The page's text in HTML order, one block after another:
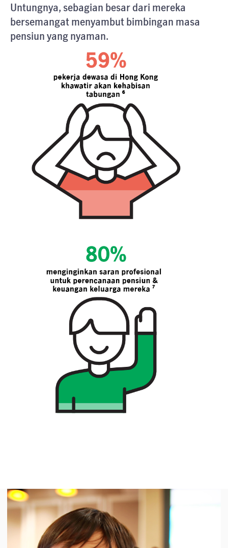
Untungnya, sebagian besar dari mereka
bersemangat menyambut bimbingan masa
pensiun yang nyaman.